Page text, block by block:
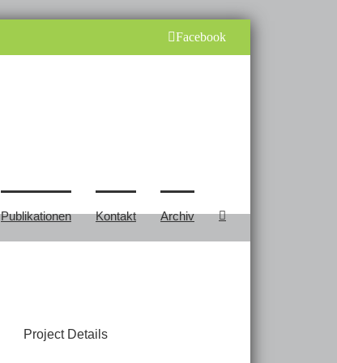
Facebook
Publikationen Kontakt Archiv
Project Details